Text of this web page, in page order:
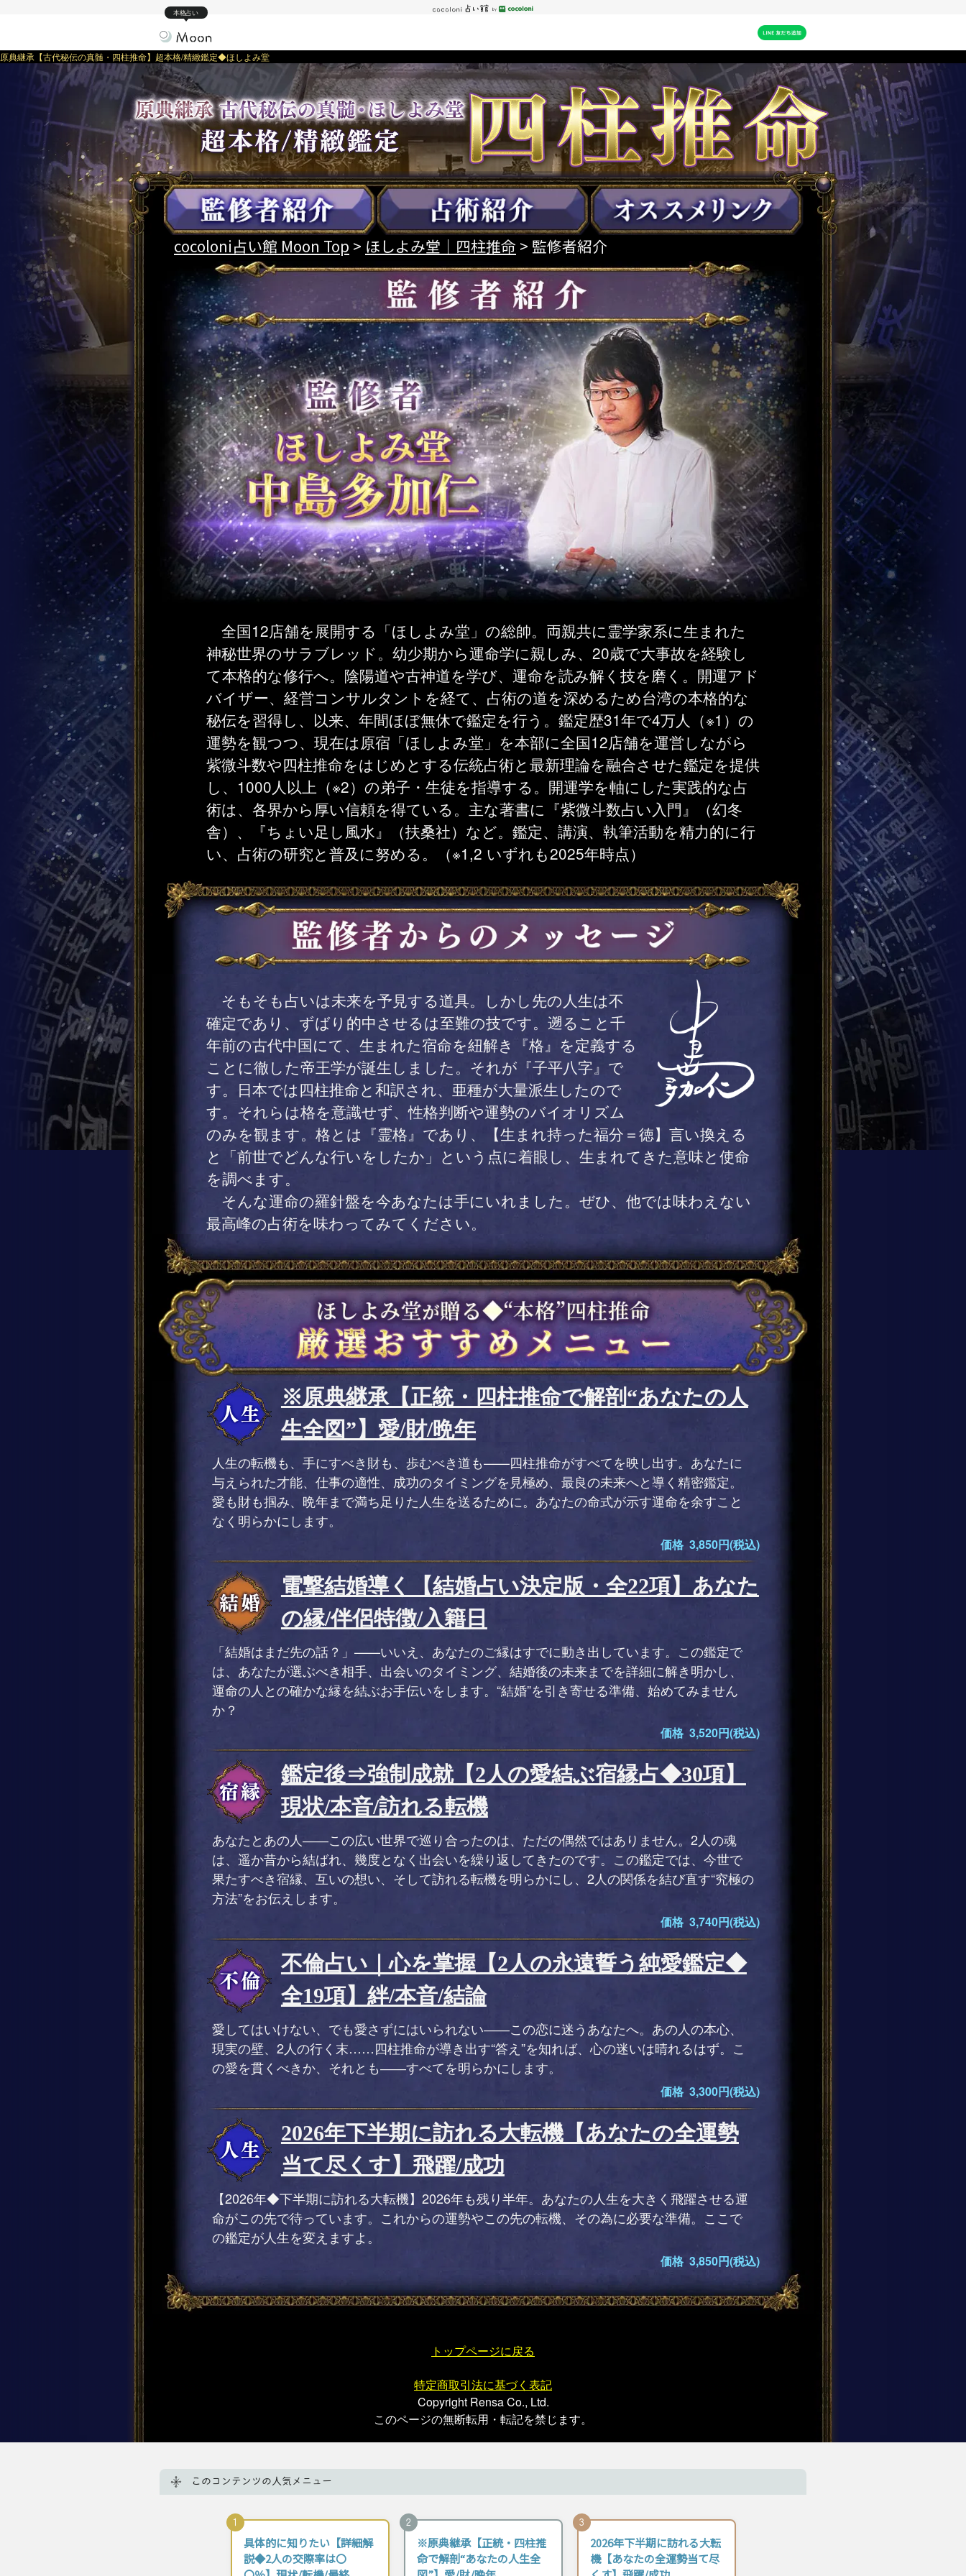
本格占い
原典継承【古代秘伝の真髄・四柱推命】超本格/精緻鑑定◆ほしよみ堂
cocoloni占い館 Moon Top > ほしよみ堂｜四柱推命 > 監修者紹介
全国12店舗を展開する「ほしよみ堂」の総帥。両親共に霊学家系に生まれた
神秘世界のサラブレッド。幼少期から運命学に親しみ、20歳で大事故を経験し
て本格的な修行へ。陰陽道や古神道を学び、運命を読み解く技を磨く。開運アド
バイザー、経営コンサルタントを経て、占術の道を深めるため台湾の本格的な
秘伝を習得し、以来、年間ほぼ無休で鑑定を行う。鑑定歴31年で4万人（※1）の
運勢を観つつ、現在は原宿「ほしよみ堂」を本部に全国12店舗を運営しながら
紫微斗数や四柱推命をはじめとする伝統占術と最新理論を融合させた鑑定を提供
し、1000人以上（※2）の弟子・生徒を指導する。開運学を軸にした実践的な占
術は、各界から厚い信頼を得ている。主な著書に『紫微斗数占い入門』（幻冬
舎）、『ちょい足し風水』（扶桑社）など。鑑定、講演、執筆活動を精力的に行
い、占術の研究と普及に努める。（※1,2 いずれも2025年時点）
そもそも占いは未来を予見する道具。しかし先の人生は不
確定であり、ずばり的中させるは至難の技です。遡ること千
年前の古代中国にて、生まれた宿命を紐解き『格』を定義する
ことに徹した帝王学が誕生しました。それが『子平八字』で
す。日本では四柱推命と和訳され、亜種が大量派生したので
す。それらは格を意識せず、性格判断や運勢のバイオリズム
のみを観ます。格とは『霊格』であり、【生まれ持った福分＝徳】言い換える
と「前世でどんな行いをしたか」という点に着眼し、生まれてきた意味と使命
を調べます。
そんな運命の羅針盤を今あなたは手にいれました。ぜひ、他では味わえない
最高峰の占術を味わってみてください。
※原典継承【正統・四柱推命で解剖“あなたの人
生全図”】愛/財/晩年
人生の転機も、手にすべき財も、歩むべき道も——四柱推命がすべてを映し出す。あなたに
与えられた才能、仕事の適性、成功のタイミングを見極め、最良の未来へと導く精密鑑定。
愛も財も掴み、晩年まで満ち足りた人生を送るために。あなたの命式が示す運命を余すこと
なく明らかにします。
価格 3,850円(税込)
電撃結婚導く【結婚占い決定版・全22項】あなた
の縁/伴侶特徴/入籍日
「結婚はまだ先の話？」——いいえ、あなたのご縁はすでに動き出しています。この鑑定で
は、あなたが選ぶべき相手、出会いのタイミング、結婚後の未来までを詳細に解き明かし、
運命の人との確かな縁を結ぶお手伝いをします。“結婚”を引き寄せる準備、始めてみません
か？
価格 3,520円(税込)
鑑定後⇒強制成就【2人の愛結ぶ宿縁占◆30項】
現状/本音/訪れる転機
あなたとあの人――この広い世界で巡り合ったのは、ただの偶然ではありません。2人の魂
は、遥か昔から結ばれ、幾度となく出会いを繰り返してきたのです。この鑑定では、今世で
果たすべき宿縁、互いの想い、そして訪れる転機を明らかにし、2人の関係を結び直す“究極の
方法”をお伝えします。
価格 3,740円(税込)
不倫占い｜心を掌握【2人の永遠誓う純愛鑑定◆
全19項】絆/本音/結論
愛してはいけない、でも愛さずにはいられない――この恋に迷うあなたへ。あの人の本心、
現実の壁、2人の行く末……四柱推命が導き出す“答え”を知れば、心の迷いは晴れるはず。こ
の愛を貫くべきか、それとも――すべてを明らかにします。
価格 3,300円(税込)
2026年下半期に訪れる大転機【あなたの全運勢
当て尽くす】飛躍/成功
【2026年◆下半期に訪れる大転機】2026年も残り半年。あなたの人生を大きく飛躍させる運
命がこの先で待っています。これからの運勢やこの先の転機、その為に必要な準備。ここで
の鑑定が人生を変えますよ。
価格 3,850円(税込)
トップページに戻る
特定商取引法に基づく表記
Copyright Rensa Co., Ltd.
このページの無断転用・転記を禁じます。
このコンテンツの人気メニュー
1
具体的に知りたい【詳細解
説◆2人の交際率は〇
2
※原典継承【正統・四柱推
命で解剖“あなたの人生全
3
2026年下半期に訪れる大転
機【あなたの全運勢当て尽